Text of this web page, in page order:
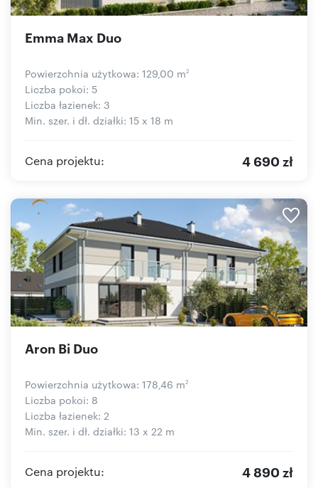
Emma Max Duo
Powierzchnia użytkowa: 129,00 m2
Liczba pokoi: 5
Liczba łazienek: 3
Min. szer. i dł. działki: 15 x 18 m
Cena projektu: 4 690 zł
Aron Bi Duo
Powierzchnia użytkowa: 178,46 m2
Liczba pokoi: 8
Liczba łazienek: 2
Min. szer. i dł. działki: 13 x 22 m
Cena projektu: 4 890 zł